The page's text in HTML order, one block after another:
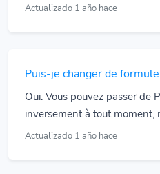
Actualizado 1 año hace
Puis-je changer de formule
Oui. Vous pouvez passer de
inversement à tout moment,
Actualizado 1 año hace